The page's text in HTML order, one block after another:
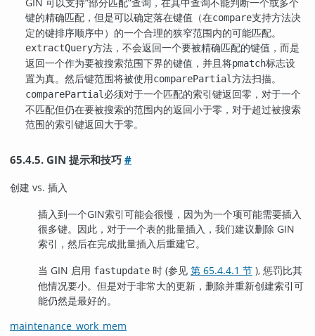
键的精确匹配，但是可以确定落在键值（在compare支持方法决
定的键排序顺序中）的一个合理的狭窄范围内的可能匹配。
extractQuery方法，不会返回一个要被精确匹配的键值，而是
返回一个作为要被搜索范围下界的键值，并且将pmatch标志设
置为真。然后键范围将被使用comparePartial方法扫描。
comparePartial 必须对于一个匹配的索引键返回零，对于一个
不匹配但仍在要被搜索的范围内的返回小于零，对于超过被搜索
范围的索引键返回大于零。
65.4.5. GIN 提示和技巧#
创建 vs. 插入
插入到一个GIN索引可能会很慢，因为为一个项可能需要插入
很多键。因此，对于一个表的批量插入，我们建议删除 GIN
索引，然后在完成批量插入后重建它。
当 GIN 启用 fastupdate 时 (参见 第 65.4.4.1 节 ), 惩罚比其
他情况要小。但是对于非常大的更新，删除并重新创建索引可
能仍然是最好的。
maintenance_work_mem